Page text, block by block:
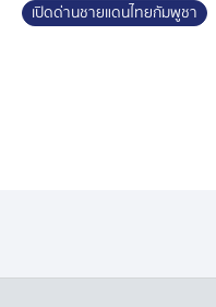
เปิดด่านชายแดนไทยกัมพูชา